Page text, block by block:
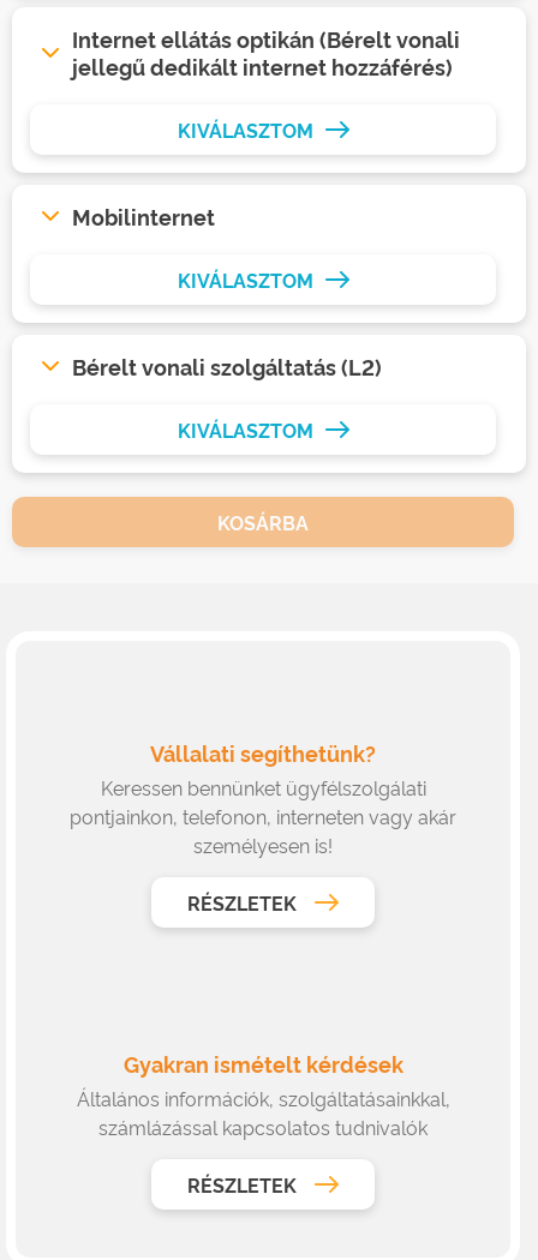
Internet ellátás optikán (Bérelt vonali
jellegű dedikált internet hozzáférés)
KIVÁLASZTOM
Mobilinternet
KIVÁLASZTOM
Bérelt vonali szolgáltatás (L2)
KIVÁLASZTOM
KOSÁRBA
Vállalati segíthetünk?
Keressen bennünket ügyfélszolgálati
pontjainkon, telefonon, interneten vagy akár
személyesen is!
RÉSZLETEK
Gyakran ismételt kérdések
Általános információk, szolgáltatásainkkal,
számlázással kapcsolatos tudnivalók
RÉSZLETEK